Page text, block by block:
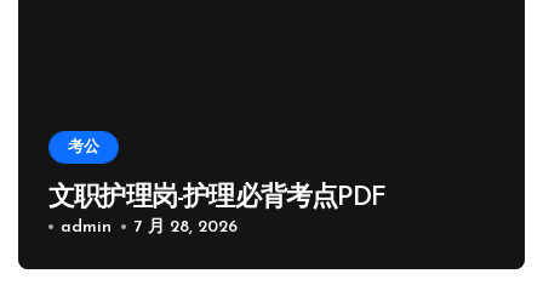
考公
文职护理岗-护理必背考点PDF
admin 7 月 28, 2026